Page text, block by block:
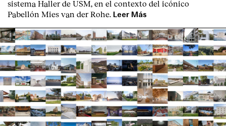
sistema Haller de USM, en el contexto del icónico
Pabellón Mies van der Rohe. Leer Más